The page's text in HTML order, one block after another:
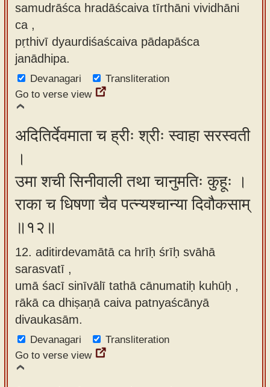
samudrāśca hradāścaiva tīrthāni vividhāni
ca ,
pṛthivī dyaurdiśaścaiva pādapāśca
janādhipa.
Devanagari
Transliteration
Go to verse view
अदितिर्देवमाता च ह्रीः श्रीः स्वाहा सरस्वती
।
उमा शची सिनीवाली तथा चानुमतिः कुहूः ।
राका च धिषणा चैव पत्न्यश्चान्या दिवौकसाम्
॥१२॥
12. aditirdevamātā ca hrīḥ śrīḥ svāhā
sarasvatī ,
umā śacī sinīvālī tathā cānumatiḥ kuhūḥ ,
rākā ca dhiṣaṇā caiva patnyaścānyā
divaukasām.
Devanagari
Transliteration
Go to verse view